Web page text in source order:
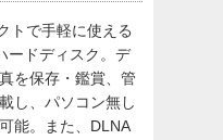
トで手軽に使える
ードディスク。デ
を保存・鑑賞、管
し、パソコン無し
能。また、DLNA